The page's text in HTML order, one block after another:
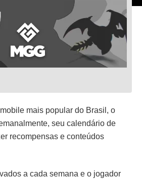
mais popular do Brasil, o
seu calendário de
recompensas e conteúdos
a cada semana e o jogador